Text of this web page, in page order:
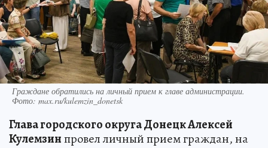
Граждане обратились на личный прием к главе администрации.
Фото: max.ru/kulemzin_donetsk
Глава городского округа Донецк Алексей
Кулемзинпровел личный прием граждан, на